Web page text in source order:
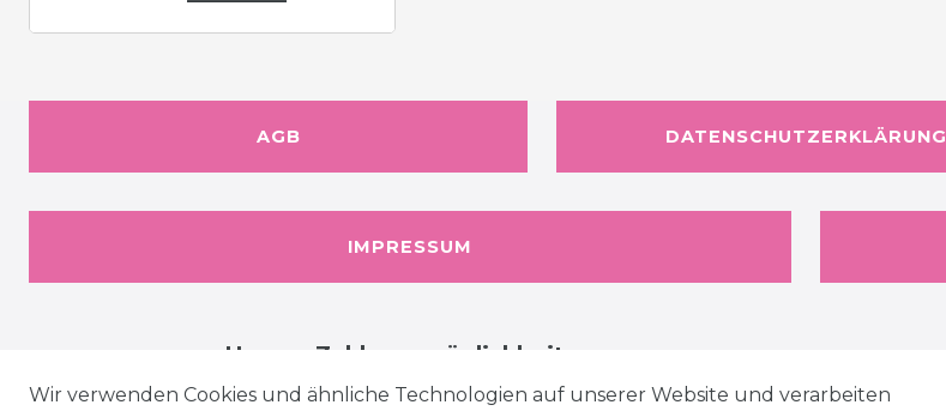
AGB DATENSCHUTZERKLÄRUNG
IMPRESSUM
Unsere Zahlungsmöglichkeiten
Wir verwenden Cookies und ähnliche Technologien auf unserer Website und verarbeiten